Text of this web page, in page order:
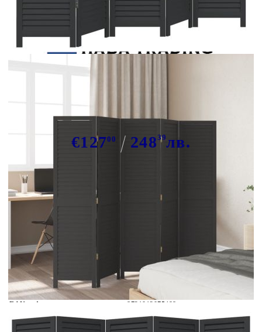
Tweet
Разделител за стая, 5 панела,
€12700 24839лв.
Безплатна доставка до адрес при плащане по банков път
Цвят:
Черен
EAN code:
8721012075498
Материал на рамката:
Масивно дърво от пауловния
Дебелина:
16 мм